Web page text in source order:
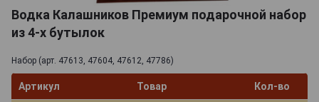
Водка Калашников Премиум подарочной набор
из 4-х бутылок
Набор (арт. 47613, 47604, 47612, 47786)
Артикул Товар Кол-во